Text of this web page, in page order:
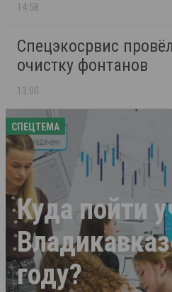
14:58
Спецэкосрвис
очистку фонтанов
13:00
СПЕЦТЕМА
Куда пойти
году?